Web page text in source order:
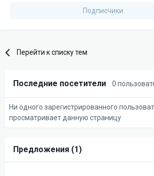
Подписчики
Перейти к списку тем
Последние посетители 0
Ни одного зарегистрированного
просматривает данную страницу
Предложения (1)